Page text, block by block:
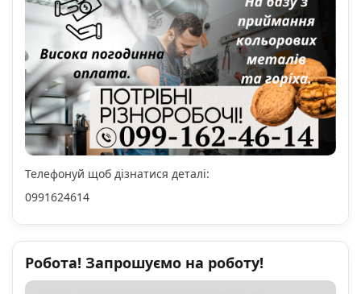
Телефонуй щоб дізнатися деталі:
0991624614
Робота! Запрошуємо на роботу!